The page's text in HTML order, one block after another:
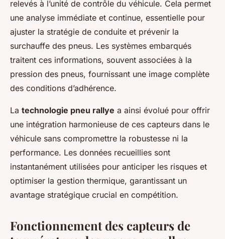
relevés à l’unité de contrôle du véhicule. Cela permet
une analyse immédiate et continue, essentielle pour
ajuster la stratégie de conduite et prévenir la
surchauffe des pneus. Les systèmes embarqués
traitent ces informations, souvent associées à la
pression des pneus, fournissant une image complète
des conditions d’adhérence.
La technologie pneu rallye a ainsi évolué pour offrir
une intégration harmonieuse de ces capteurs dans le
véhicule sans compromettre la robustesse ni la
performance. Les données recueillies sont
instantanément utilisées pour anticiper les risques et
optimiser la gestion thermique, garantissant un
avantage stratégique crucial en compétition.
Fonctionnement des capteurs de